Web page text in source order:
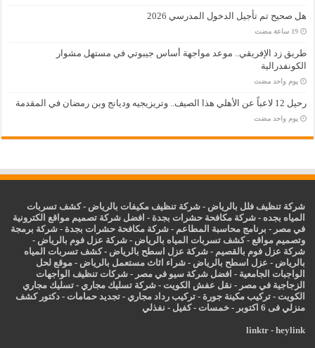
هل صحيح تم تأجيل الدخول المدرسي 2026
‏19 ساعة مضت
طريق زد الإفريقي.. موعد مواجهة أساس جيبوتي في مستهل مشوار
الكونفدرالية
‏يوم واحد مضت
رحيل 12 لاعباً عن الأهلي هذا الصيف.. وتريزيجيه وديانج وبن رمضان في المقدمة
‏يوم واحد مضت
شركة تنظيف فلل بالرياض -شركة تنظيف مكيفات بالرياض -كشف تسربات
المياه بجده -شركة مكافحة حشرات بجدة - افضل شركة تصميم مواقع الكترونية
في مصر - برنامج محاسبة المطاعم -شركة مكافحة حشرات بجدة -شركة برمجة
وتصميم مواقع -كشف تسربات المياه بالرياض -شركة عزل فوم بالرياض -
شركة عزل فوم بالقصيم -شركة عزل اسطح بالرياض -كشف تسربات المياه
بالرياض - عزل اسطح بالرياض -شراء اثاث مستعمل بالرياض - موقع لحل
الواجبات الجامعية - افضل شركة سيو في مصر -شركات تنظيف الواجهات
الزجاجية في مصر - نقل عفش الكويت -شركة تسليك مجاري -تسليك مجاري
الكويت -تركيب مكينة جورة -تركيب رداد مجاري -تجديد حمامات -دكتور كشف
منزلي فى 6 اكتوبر
-خمسات -كفيل - نفذلي
linktr- heylink